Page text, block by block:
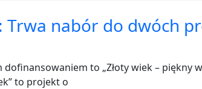
Trwa nabór do dwóch
to „Złoty wiek – piękny
to projekt o